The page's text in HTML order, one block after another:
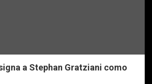
a Stephan Gratziani como